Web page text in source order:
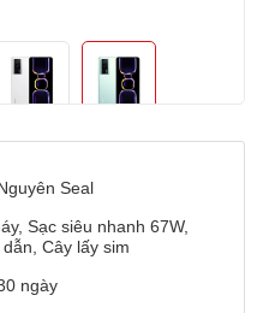
Seal
Sạc siêu nhanh 67W,
Cây lấy sim
ngày